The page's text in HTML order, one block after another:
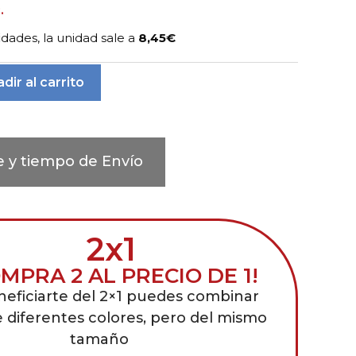
la unidad sale a 8,45€
al carrito
y tiempo de Envío
2x1
2 AL PRECIO DE 1!
del 2×1 puedes combinar
diferentes colores, pero del mismo
tamaño